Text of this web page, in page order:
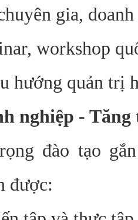
gia,
workshop
hướng quản trị
nghiệp - Tăng
đào tạo
được: